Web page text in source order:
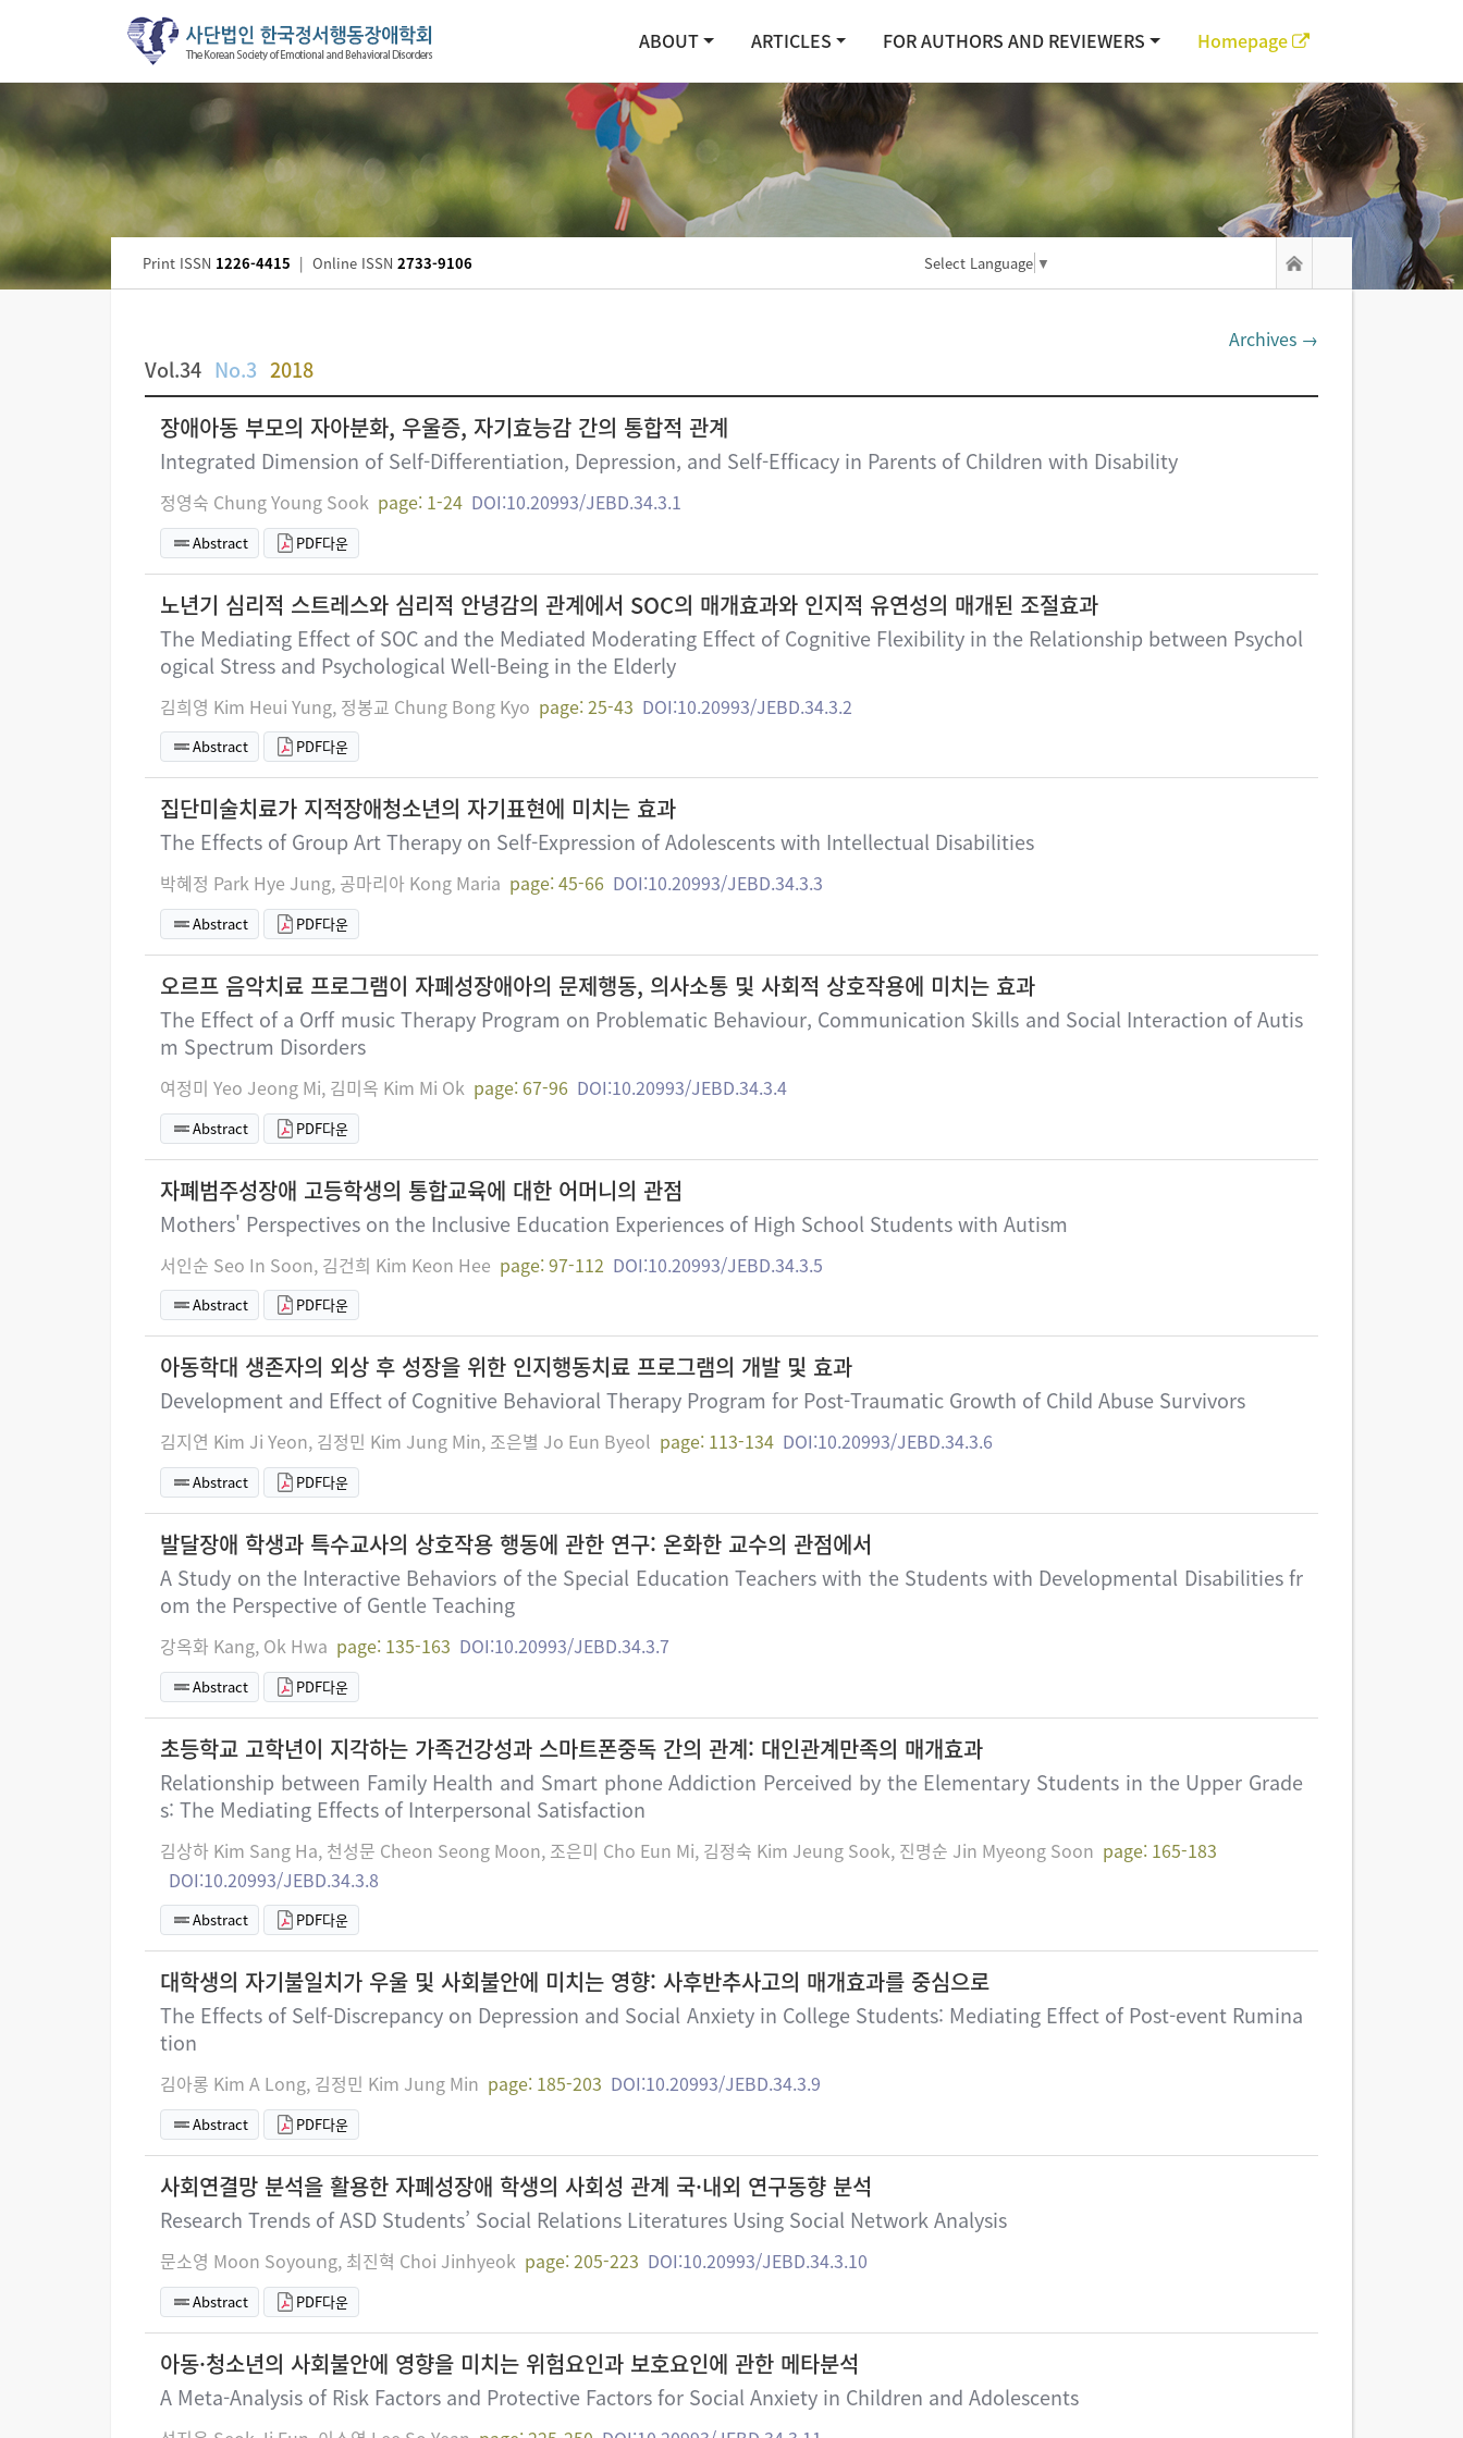
ABOUT ARTICLES FOR AUTHORS AND REVIEWERS Homepage
Print ISSN 1226-4415 | Online ISSN 2733-9106 Select Language ▼
Archives →
Vol.34 No.3 2018
장애아동 부모의 자아분화, 우울증, 자기효능감 간의 통합적 관계
Integrated Dimension of Self-Differentiation, Depression, and Self-Efficacy in Parents of Children with Disability
정영숙 Chung Young Sook page: 1-24 DOI:10.20993/JEBD.34.3.1
Abstract PDF다운
노년기 심리적 스트레스와 심리적 안녕감의 관계에서 SOC의 매개효과와 인지적 유연성의 매개된 조절효과
The Mediating Effect of SOC and the Mediated Moderating Effect of Cognitive Flexibility in the Relationship between Psychol
ogical Stress and Psychological Well-Being in the Elderly
김희영 Kim Heui Yung, 정봉교 Chung Bong Kyo page: 25-43 DOI:10.20993/JEBD.34.3.2
Abstract PDF다운
집단미술치료가 지적장애청소년의 자기표현에 미치는 효과
The Effects of Group Art Therapy on Self-Expression of Adolescents with Intellectual Disabilities
박혜정 Park Hye Jung, 공마리아 Kong Maria page: 45-66 DOI:10.20993/JEBD.34.3.3
Abstract PDF다운
오르프 음악치료 프로그램이 자폐성장애아의 문제행동, 의사소통 및 사회적 상호작용에 미치는 효과
The Effect of a Orff music Therapy Program on Problematic Behaviour, Communication Skills and Social Interaction of Autis
m Spectrum Disorders
여정미 Yeo Jeong Mi, 김미옥 Kim Mi Ok page: 67-96 DOI:10.20993/JEBD.34.3.4
Abstract PDF다운
자폐범주성장애 고등학생의 통합교육에 대한 어머니의 관점
Mothers' Perspectives on the Inclusive Education Experiences of High School Students with Autism
서인순 Seo In Soon, 김건희 Kim Keon Hee page: 97-112 DOI:10.20993/JEBD.34.3.5
Abstract PDF다운
아동학대 생존자의 외상 후 성장을 위한 인지행동치료 프로그램의 개발 및 효과
Development and Effect of Cognitive Behavioral Therapy Program for Post-Traumatic Growth of Child Abuse Survivors
김지연 Kim Ji Yeon, 김정민 Kim Jung Min, 조은별 Jo Eun Byeol page: 113-134 DOI:10.20993/JEBD.34.3.6
Abstract PDF다운
발달장애 학생과 특수교사의 상호작용 행동에 관한 연구: 온화한 교수의 관점에서
A Study on the Interactive Behaviors of the Special Education Teachers with the Students with Developmental Disabilities fr
om the Perspective of Gentle Teaching
강옥화 Kang, Ok Hwa page: 135-163 DOI:10.20993/JEBD.34.3.7
Abstract PDF다운
초등학교 고학년이 지각하는 가족건강성과 스마트폰중독 간의 관계: 대인관계만족의 매개효과
Relationship between Family Health and Smart phone Addiction Perceived by the Elementary Students in the Upper Grade
s: The Mediating Effects of Interpersonal Satisfaction
김상하 Kim Sang Ha, 천성문 Cheon Seong Moon, 조은미 Cho Eun Mi, 김정숙 Kim Jeung Sook, 진명순 Jin Myeong Soon page: 165-183
DOI:10.20993/JEBD.34.3.8
Abstract PDF다운
대학생의 자기불일치가 우울 및 사회불안에 미치는 영향: 사후반추사고의 매개효과를 중심으로
The Effects of Self-Discrepancy on Depression and Social Anxiety in College Students: Mediating Effect of Post-event Rumina
tion
김아롱 Kim A Long, 김정민 Kim Jung Min page: 185-203 DOI:10.20993/JEBD.34.3.9
Abstract PDF다운
사회연결망 분석을 활용한 자폐성장애 학생의 사회성 관계 국·내외 연구동향 분석
Research Trends of ASD Students’ Social Relations Literatures Using Social Network Analysis
문소영 Moon Soyoung, 최진혁 Choi Jinhyeok page: 205-223 DOI:10.20993/JEBD.34.3.10
Abstract PDF다운
아동·청소년의 사회불안에 영향을 미치는 위험요인과 보호요인에 관한 메타분석
A Meta-Analysis of Risk Factors and Protective Factors for Social Anxiety in Children and Adolescents